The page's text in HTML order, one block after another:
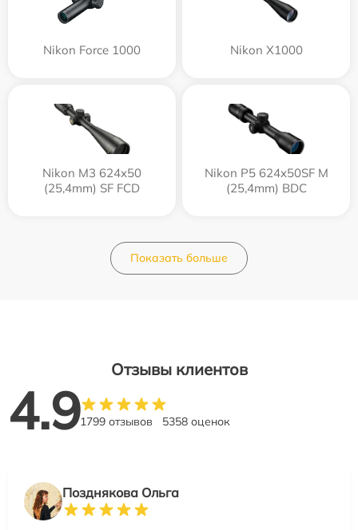
Nikon Force 1000 Nikon X1000
Nikon M3 624x50
(25,4mm) SF FCD
Nikon P5 624x50SF M
(25,4mm) BDC
Показать больше
Отзывы клиентов
4.91799 отзывов 5358 оценок
Позднякова Ольга